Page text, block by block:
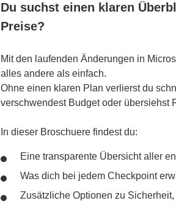
Du suchst einen klaren
Preise?
Mit den laufenden Änderungen in
alles andere als einfach.
Ohne einen klaren Plan verlierst du
verschwendest Budget oder übersiehst
In dieser Broschuere findest du:
Eine transparente Übersicht aller
Was dich bei jedem Checkpoint
Zusätzliche Optionen zu